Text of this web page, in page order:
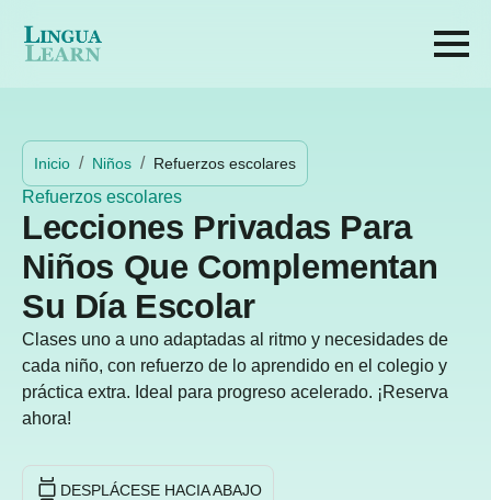
Inicio Niños Refuerzos escolares
Refuerzos escolares
Lecciones Privadas Para
Niños Que Complementan
Su Día Escolar
Clases uno a uno adaptadas al ritmo y necesidades de
cada niño, con refuerzo de lo aprendido en el colegio y
práctica extra. Ideal para progreso acelerado. ¡Reserva
ahora!
DESPLÁCESE HACIA ABAJO